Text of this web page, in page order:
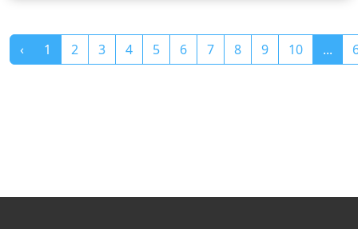
‹ 1 2 3 4 5 6 7 8 9 10 ...